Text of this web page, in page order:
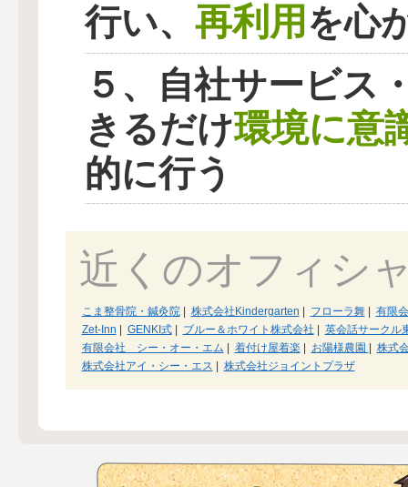
行い、 再利用を心
５、自社サービス
きるだけ環境に意
的に行う
近くのオフィシ
こま整骨院・鍼灸院| 株式会社Kindergarten フローラ舞|
有限
Zet-Inn
GENKI式| ブルー＆ホワイト株式会社
英会話サークル
有限会社 シー・オー・エム
着付け屋着楽| お陽様農園
株式
株式会社アイ・シー・エス
株式会社ジョイントプラザ